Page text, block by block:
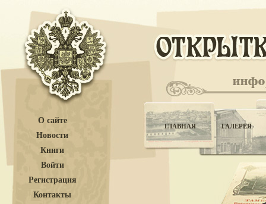
О сайте
Новости
Книги
Войти
Регистрация
Контакты
ГЛАВНАЯ ГАЛЕРЕЯ